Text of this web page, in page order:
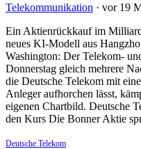
Telekommunikation · vor 19
Ein Aktienrückkauf im
neues KI-Modell aus
Washington: Der Telekom-
Donnerstag gleich mehrere
die Deutsche Telekom mit
Anleger aufhorchen lässt,
eigenen Chartbild. Deutsche
den Kurs Die Bonner Aktie
Deutsche Telekom